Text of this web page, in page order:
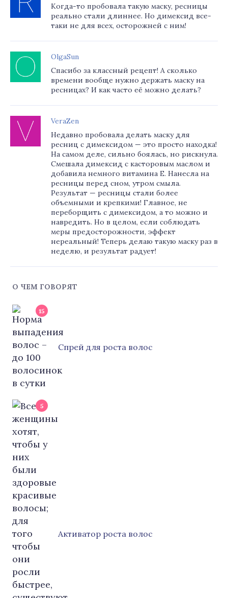
Когда-то пробовала такую маску, ресницы
реально стали длиннее. Но димексид все-
таки не для всех, осторожней с ним!
OlgaSun
Спасибо за классный рецепт! А сколько
времени вообще нужно держать маску на
ресницах? И как часто её можно делать?
VeraZen
Недавно пробовала делать маску для
ресниц с димексидом — это просто находка!
На самом деле, сильно боялась, но рискнула.
Смешала димексид с касторовым маслом и
добавила немного витамина Е. Нанесла на
ресницы перед сном, утром смыла.
Результат — ресницы стали более
объемными и крепкими! Главное, не
переборщить с димексидом, а то можно и
навредить. Но в целом, если соблюдать
меры предосторожности, эффект
нереальный! Теперь делаю такую маску раз в
неделю, и результат радует!
О ЧЕМ ГОВОРЯТ
15
Cпрей для роста волос
5
Активатор роста волос